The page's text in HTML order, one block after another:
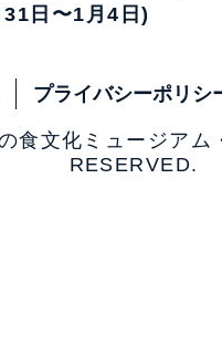
31日〜1月4日)
プライバシーポリシ
食文化ミュージア
RESERVED.